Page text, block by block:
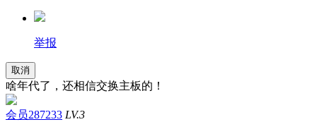
举报
取消
啥年代了，还相信交换主板的！
会员287233 LV.3